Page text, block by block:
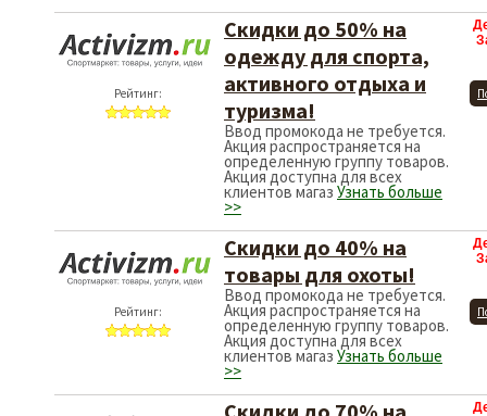
Рейтинг:
Скидки до 50% на
одежду для спорта,
активного отдыха и
туризма!
Ввод промокода не требуется.
Акция распространяется на
определенную группу товаров.
Акция доступна для всех
клиентов магаз Узнать больше
>>
Рейтинг:
Скидки до 40% на
товары для охоты!
Ввод промокода не требуется.
Акция распространяется на
определенную группу товаров.
Акция доступна для всех
клиентов магаз Узнать больше
>>